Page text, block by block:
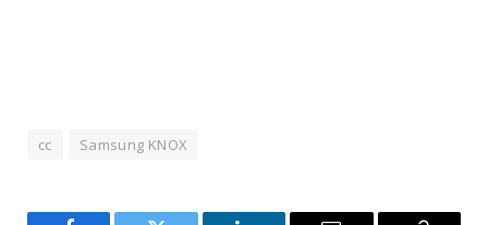
cc Samsung KNOX